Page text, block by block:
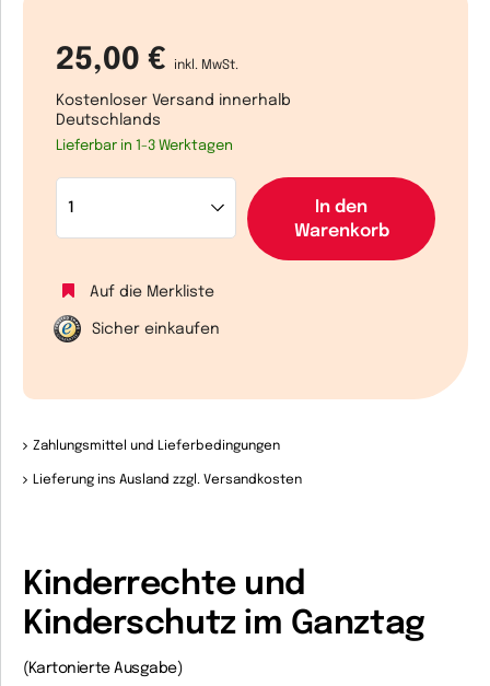
25,00 € inkl. MwSt.
Kostenloser Versand innerhalb
Deutschlands
Lieferbar in 1-3 Werktagen
In den
Warenkorb
Auf die Merkliste
Sicher einkaufen
Zahlungsmittel und Lieferbedingungen
Lieferung ins Ausland zzgl. Versandkosten
Kinderrechte und
Kinderschutz im Ganztag
(Kartonierte Ausgabe)